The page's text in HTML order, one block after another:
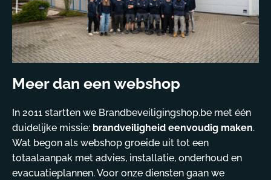
Meer dan een webshop
In 2011 startten we Brandbeveiligingshop.be met één
duidelijke missie: brandveiligheid eenvoudig maken.
Wat begon als webshop groeide uit tot een
totaalaanpak met advies, installatie, onderhoud en
evacuatieplannen. Voor onze diensten gaan we